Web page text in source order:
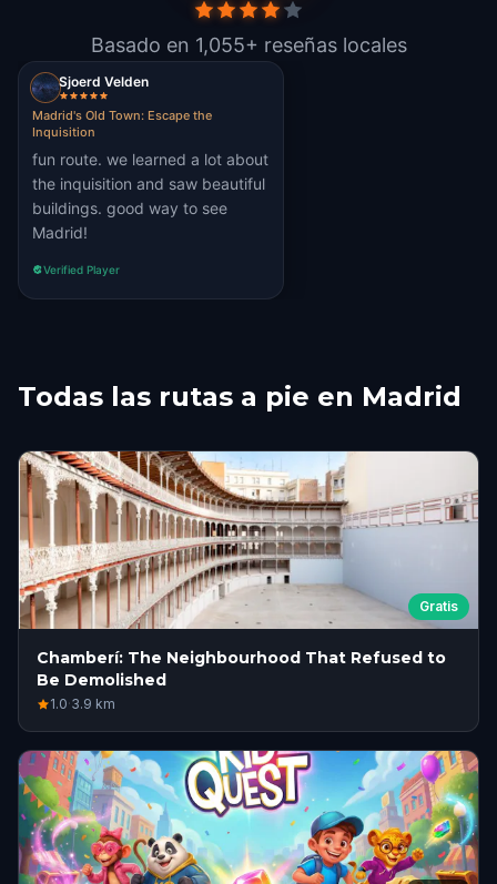
Basado en 1,055+ reseñas locales
Sjoerd Velden
Madrid's Old Town: Escape the
Inquisition
fun route. we learned a lot about
the inquisition and saw beautiful
buildings. good way to see
Madrid!
Verified Player
Todas las rutas a pie en Madrid
Gratis
Chamberí: The Neighbourhood That Refused to
Be Demolished
1.0·3.9 km